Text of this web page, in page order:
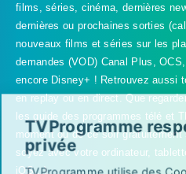
films, séries, cinéma, dernières
dernières ou prochaines sorties
nouveaux films et séries sur les
demandes (VOD) Canal Plus,
encore Disney+ ! Retrouvez aussi
en replay ou en direct. Que
les guide des programmes télé et
moment ou de ce soir
soyez avec votre ordinateur,
iOS...).
TVProgramme
privée